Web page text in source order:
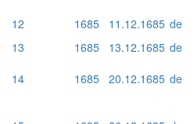
12 1685 11.12.1685 de
13
1685 13.12.1685 de
14
1685 20.12.1685 de